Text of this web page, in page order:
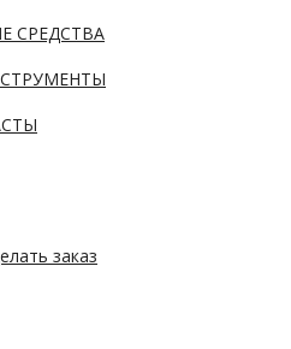
СРЕДСТВА
заказ